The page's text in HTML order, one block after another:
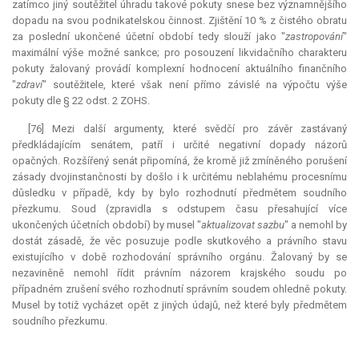
zatímco jiný soutěžitel úhradu takové pokuty snese bez významnějšího
dopadu na svou podnikatelskou činnost. Zjištění 10 % z čistého obratu
za poslední ukončené účetní období tedy slouží jako "zastropování"
maximální výše možné sankce; pro posouzení likvidačního charakteru
pokuty žalovaný provádí komplexní hodnocení aktuálního finančního
"zdraví" soutěžitele, které však není přímo závislé na výpočtu výše
pokuty dle § 22 odst. 2 ZOHS.
[76] Mezi další argumenty, které svědčí pro závěr zastávaný
předkládajícím senátem, patří i určité negativní dopady názorů
opačných. Rozšířený senát připomíná, že kromě již zmíněného porušení
zásady dvojinstančnosti by došlo i k určitému neblahému procesnímu
důsledku v případě, kdy by bylo rozhodnutí předmětem soudního
přezkumu. Soud (zpravidla s odstupem času přesahující více
ukončených účetních období) by musel "aktualizovat sazbu" a nemohl by
dostát zásadě, že věc posuzuje podle skutkového a právního stavu
existujícího v době rozhodování správního orgánu. Žalovaný by se
nezaviněně nemohl řídit právním názorem krajského soudu po
případném zrušení svého rozhodnutí správním soudem ohledně pokuty.
Musel by totiž vycházet opět z jiných údajů, než které byly předmětem
soudního přezkumu.